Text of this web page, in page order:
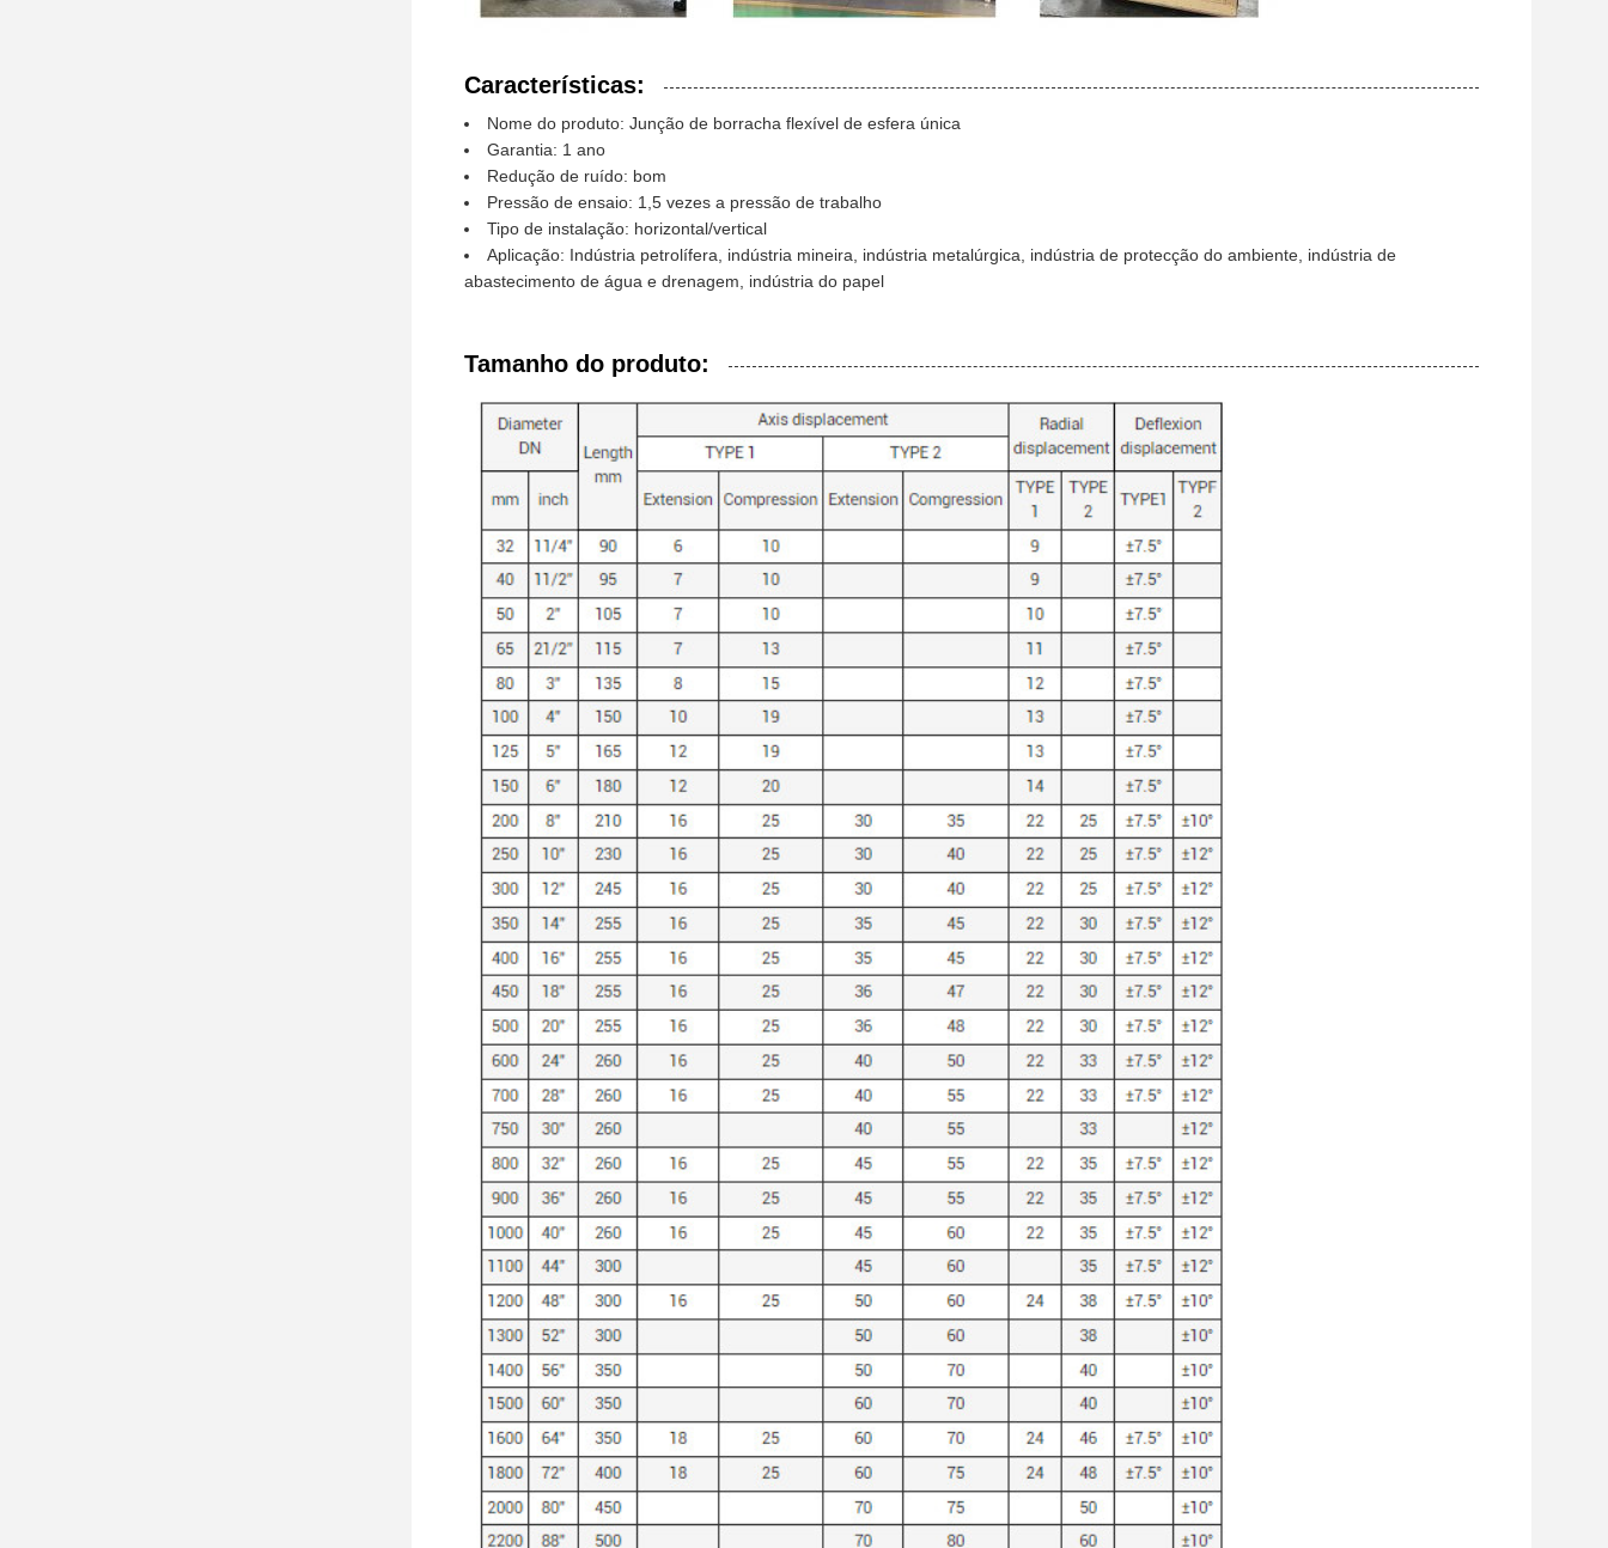
Características:
Nome do produto: Junção de borracha flexível de esfera única
Garantia: 1 ano
Redução de ruído: bom
Pressão de ensaio: 1,5 vezes a pressão de trabalho
Tipo de instalação: horizontal/vertical
Aplicação: Indústria petrolífera, indústria mineira, indústria metalúrgica, indústria de protecção do ambiente, indústria de
abastecimento de água e drenagem, indústria do papel
Tamanho do produto: